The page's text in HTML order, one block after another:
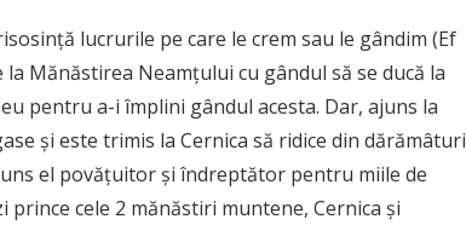
lucrurile pe care le crem sau le gândim (Ef
Mănăstirea Neamţului cu gândul să se ducă la
pentru a-i împlini gândul acesta. Dar, ajuns la
şi este trimis la Cernica să ridice din dărămâturi
el povăţuitor şi îndreptător pentru miile de
cele 2 mănăstiri muntene, Cernica şi